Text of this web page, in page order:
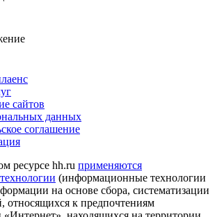
сайтов
данных
соглашение
ресурсе hh.ru применяются
(информационные технологии
на основе сбора, систематизации
относящихся к предпочтениям